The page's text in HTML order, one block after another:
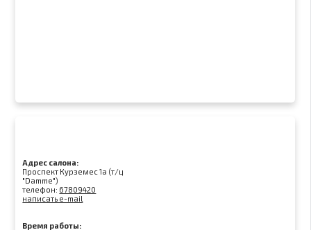
Адрес салона:
Проспект Курземес 1а (т/ц
"Damme")
телефон: 67809420
написать e-mail
Время работы: